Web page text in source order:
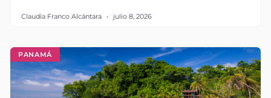
Claudia Franco Alcántara julio 8, 2026
PANAMÁ